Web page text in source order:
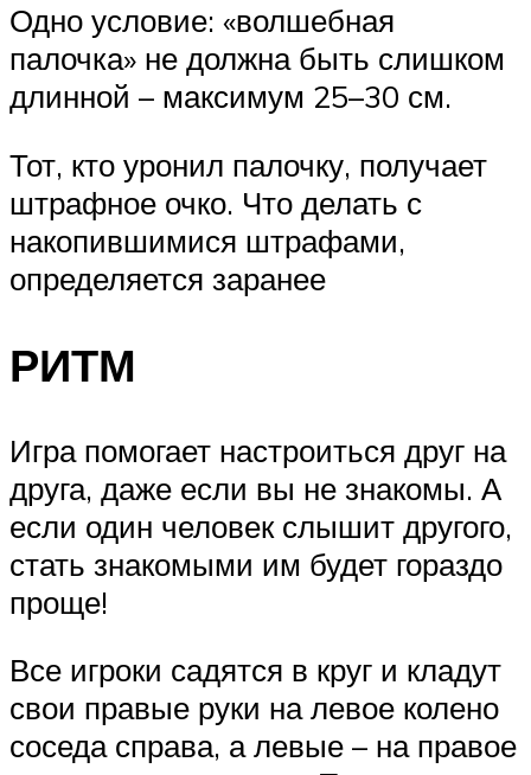
Одно условие: «волшебная
палочка» не должна быть слишком
длинной – максимум 25–30 см.
Тот, кто уронил палочку, получает
штрафное очко. Что делать с
накопившимися штрафами,
определяется заранее
РИТМ
Игра помогает настроиться друг на
друга, даже если вы не знакомы. А
если один человек слышит другого,
стать знакомыми им будет гораздо
проще!
Все игроки садятся в круг и кладут
свои правые руки на левое колено
соседа справа, а левые – на правое